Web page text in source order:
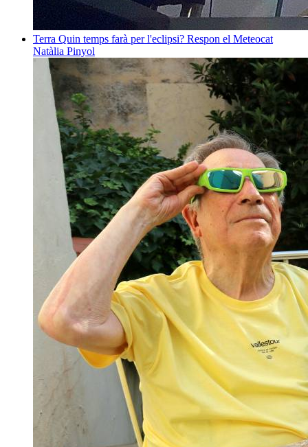
Terra Quin temps farà per l'eclipsi? Respon el Meteocat
Natàlia Pinyol